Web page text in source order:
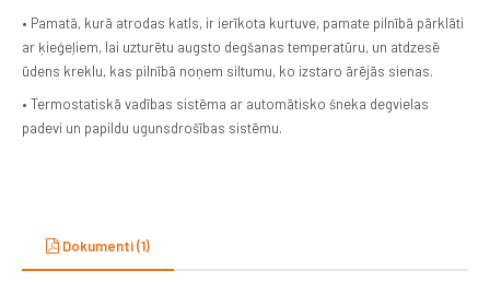
• Pamatā, kurā atrodas katls, ir ierīkota kurtuve, pamate pilnībā pārklāti
ar ķieģeļiem, lai uzturētu augsto degšanas temperatūru, un atdzesē
ūdens kreklu, kas pilnībā noņem siltumu, ko izstaro ārējās sienas.
• Termostatiskā vadības sistēma ar automātisko šneka degvielas
padevi un papildu ugunsdrošības sistēmu.
Dokumenti (1)